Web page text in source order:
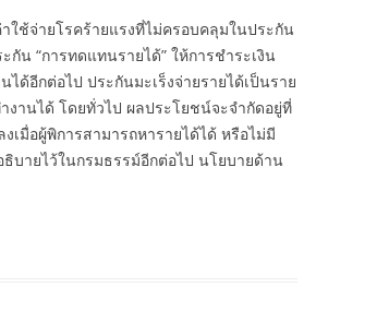
ใช้จ่ายโรคร้ายแรงที่ไม่ครอบคลุมในประกัน
กัน “การทดแทนรายได้” ให้การชำระเงิน
ด้อีกต่อไป ประกันมะเร็งจ่ายรายได้เป็นราย
งานได้ โดยทั่วไป ผลประโยชน์จะจำกัดอยู่ที่
เมื่อผู้พิการสามารถหารายได้ได้ หรือไม่มี
ายไว้ในกรมธรรม์อีกต่อไป นโยบายด้าน